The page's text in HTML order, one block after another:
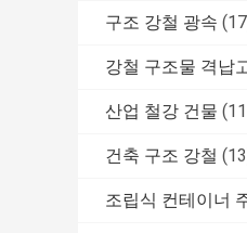
구조 강철 광속
강철 구조물 격납
산업 철강 건물
건축 구조 강철
조립식 컨테이너